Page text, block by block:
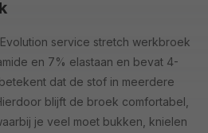
service stretch werkbroek
en 7% elastaan en bevat 4-
dat de stof in meerdere
blijft de broek comfortabel,
je veel moet bukken, knielen